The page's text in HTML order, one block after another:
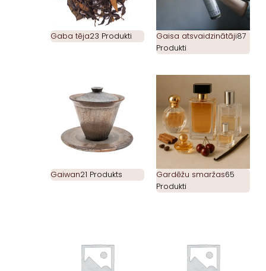
Gaba tēja23 Produkti Gaisa atsvaidzinātāji87
Produkti
Gaiwan21 Produkts Gardēžu smaržas65
Produkti